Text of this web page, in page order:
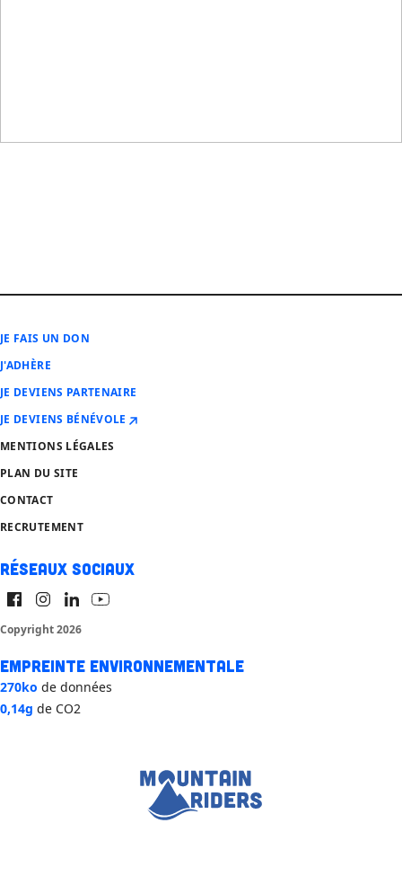
JE FAIS UN DON
J'ADHÈRE
JE DEVIENS PARTENAIRE
JE DEVIENS BÉNÉVOLE
MENTIONS LÉGALES
PLAN DU SITE
CONTACT
RECRUTEMENT
Réseaux sociaux
Copyright 2026
Empreinte environnementale
270ko de données
0,14g de CO2